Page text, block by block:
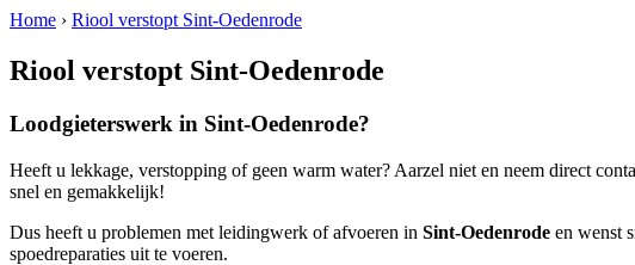
Home › Riool verstopt Sint-Oedenrode
Riool verstopt Sint-Oedenrode
Loodgieterswerk in Sint-Oedenrode?
Heeft u lekkage, verstopping of geen warm water? Aarzel niet en neem direct
snel en gemakkelijk!
Dus heeft u problemen met leidingwerk of afvoeren in Sint-Oedenrode en wenst
spoedreparaties uit te voeren.